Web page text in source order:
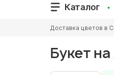
Каталог
здесь
Доставка цветов в
Букет